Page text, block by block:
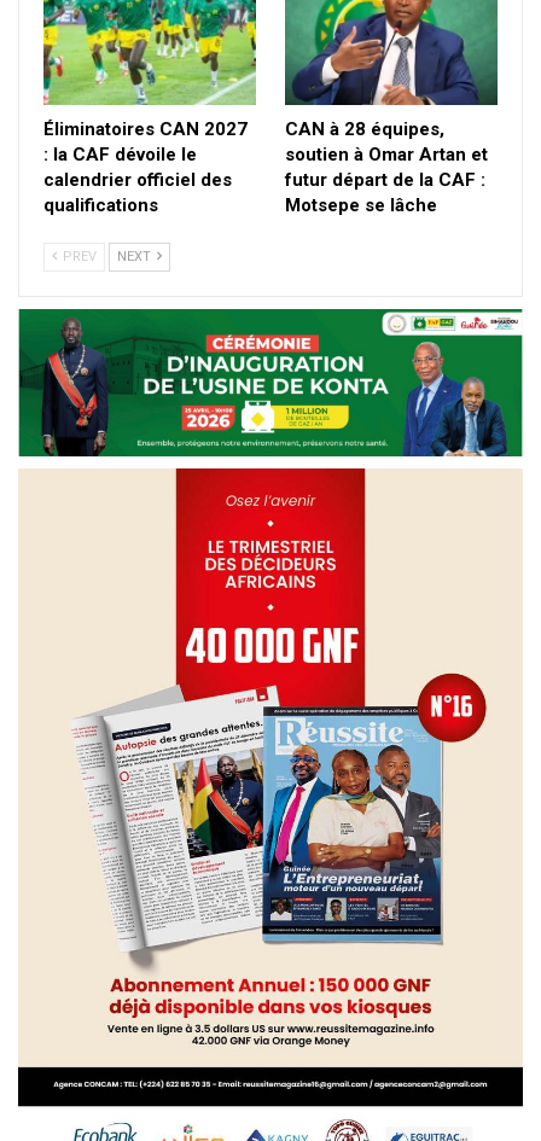
Éliminatoires CAN 2027
: la CAF dévoile le
calendrier officiel des
qualifications
CAN à 28 équipes,
soutien à Omar Artan et
futur départ de la CAF :
Motsepe se lâche
PREV NEXT